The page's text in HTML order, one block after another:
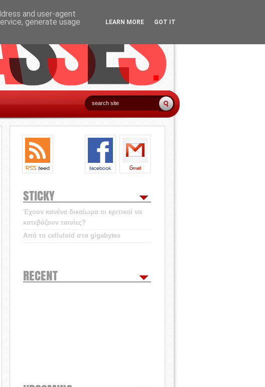
STICKY
Έχουν κανένα δικαίωμα οι κριτικοί να
κατεβάζουν ταινίες?
Από το celluloid στα gigabytes
RECENT
and user-agent
generate usage
LEARN MORE GOT IT